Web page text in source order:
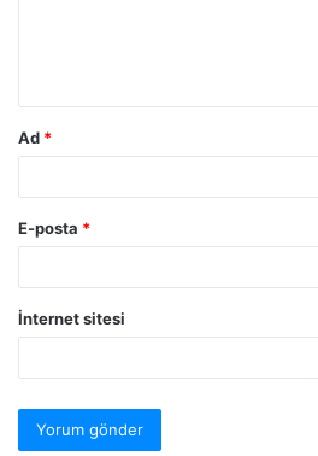
Ad *
E-posta *
İnternet sitesi